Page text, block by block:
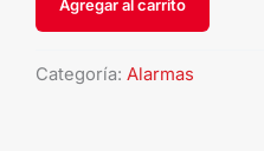
Agregar al carrito
Categoría: Alarmas